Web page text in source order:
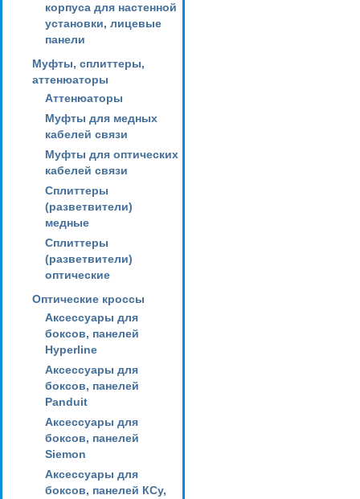
корпуса для настенной
установки, лицевые
панели
Муфты, сплиттеры,
аттенюаторы
Аттенюаторы
Муфты для медных
кабелей связи
Муфты для оптических
кабелей связи
Сплиттеры
(разветвители)
медные
Сплиттеры
(разветвители)
оптические
Оптические кроссы
Аксессуары для
боксов, панелей
Hyperline
Аксессуары для
боксов, панелей
Panduit
Аксессуары для
боксов, панелей
Siemon
Аксессуары для
боксов, панелей КСу,